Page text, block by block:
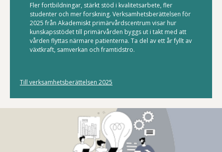
Fler fortbildningar, stärkt stöd i kvalitetsarbete, fler
studenter och mer forskning. Verksamhetsberättelsen för
2025 från Akademiskt primärvårdscentrum visar hur
kunskapsstödet till primärvården byggs ut i takt med att
vården flyttas närmare patienterna. Ta del av ett år fyllt av
växtkraft, samverkan och framtidstro.
Till verksamhetsberättelsen 2025